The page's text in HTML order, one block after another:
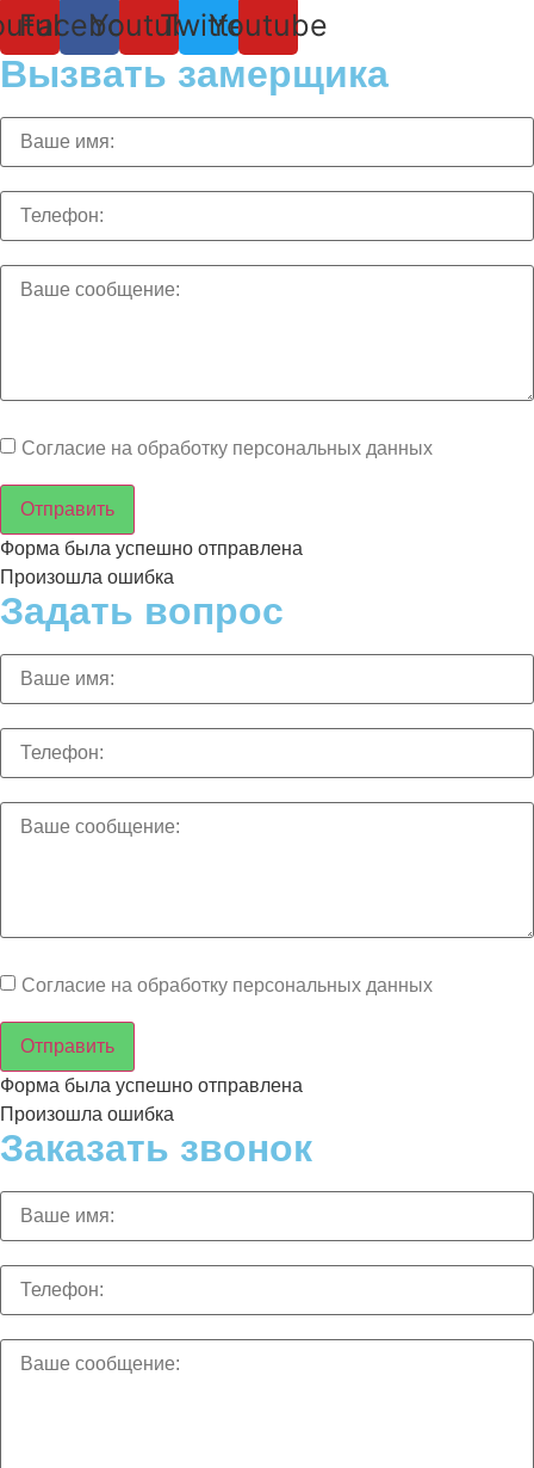
Facebook
YoutubeTwitterYoutube
Вызвать замерщика
Согласие на обработку персональных данных
Отправить
Форма была успешно отправлена
Произошла ошибка
Задать вопрос
Согласие на обработку персональных данных
Отправить
Форма была успешно отправлена
Произошла ошибка
Заказать звонок